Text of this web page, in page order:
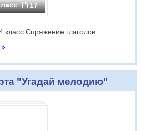
17
класс Спряжение глаголов
"Угадай мелодию"